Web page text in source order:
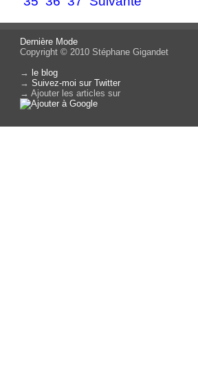
Dernière Mode
Copyright © 2010 Stéphane Gigandet
→ le blog
→Suivez-moi sur Twitter
→ Ajouter les articles sur